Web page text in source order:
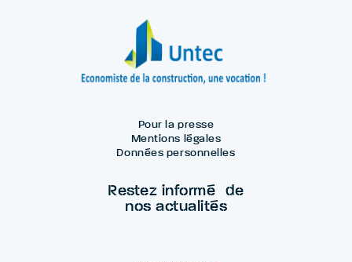
Pour la presse
Mentions légales
Données personnelles
Restez informé de
nos actualités